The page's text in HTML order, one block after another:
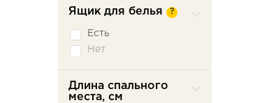
еврокнижка
Французская
раскладушка
Ящик для белья ?
Есть
Нет
Длина спального
места, см